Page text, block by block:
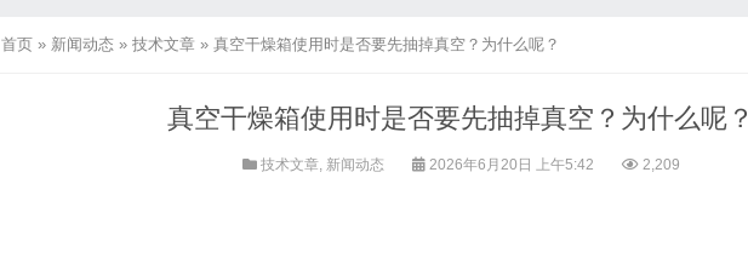
首页 » 新闻动态 » 技术文章 » 真空干燥箱使用时是否要先抽掉真空？为什么呢？
真空干燥箱使用时是否要先抽掉真空？为什么呢？
技术文章, 新闻动态 2026年6月20日 上午5:42 2,209